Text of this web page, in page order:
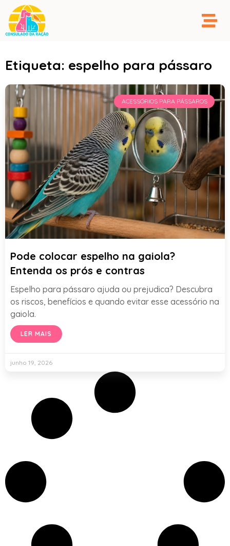
Etiqueta: espelho para pássaro
ACESSÓRIOS PARA PÁSSAROS
Pode colocar espelho na gaiola?
Entenda os prós e contras
Espelho para pássaro ajuda ou prejudica? Descubra
os riscos, benefícios e quando evitar esse acessório na
gaiola.
LER MAIS
junho 19, 2026